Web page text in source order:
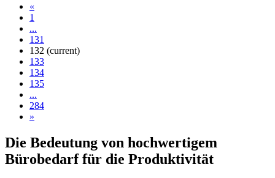
«
1
...
131
132 (current)
133
134
135
...
284
»
Die Bedeutung von hochwertigem
Bürobedarf für die Produktivität